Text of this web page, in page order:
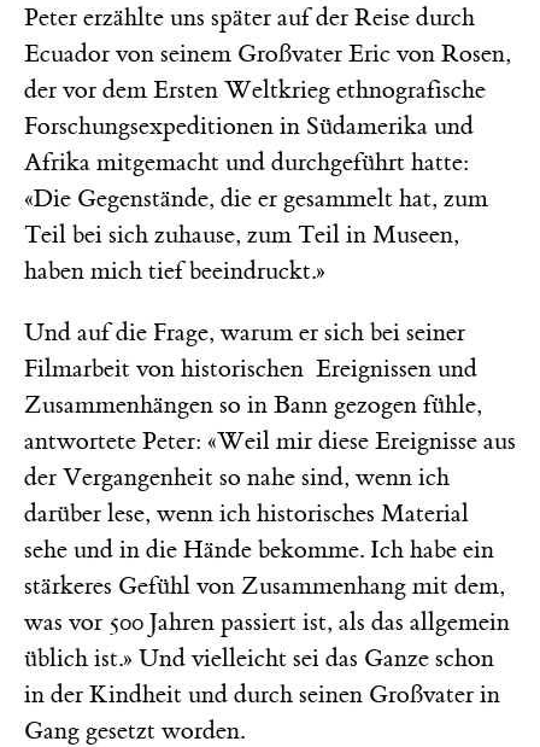
Peter erzählte uns später auf der Reise durch
Ecuador von seinem Großvater Eric von Rosen,
der vor dem Ersten Weltkrieg ethnografische
Forschungsexpeditionen in Südamerika und
Afrika mitgemacht und durchgeführt hatte:
«Die Gegenstände, die er gesammelt hat, zum
Teil bei sich zuhause, zum Teil in Museen,
haben mich tief beeindruckt.»
Und auf die Frage, warum er sich bei seiner
Filmarbeit von historischen Ereignissen und
Zusammenhängen so in Bann gezogen fühle,
antwortete Peter: «Weil mir diese Ereignisse aus
der Vergangenheit so nahe sind, wenn ich
darüber lese, wenn ich historisches Material
sehe und in die Hände bekomme. Ich habe ein
stärkeres Gefühl von Zusammenhang mit dem,
was vor 500 Jahren passiert ist, als das allgemein
üblich ist.» Und vielleicht sei das Ganze schon
in der Kindheit und durch seinen Großvater in
Gang gesetzt worden.